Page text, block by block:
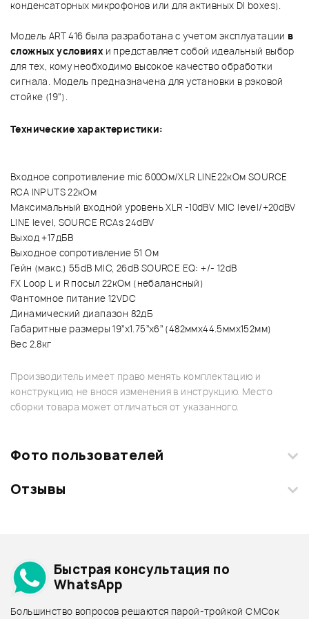
конденсаторных микрофонов или для активных DI boxes).
Модель ART 416 была разработана с учетом эксплуатации в
сложных условиях и представляет собой идеальный выбор
для тех, кому необходимо высокое качество обработки
сигнала. Модель предназначена для установки в рэковой
стойке (19").
Технические характеристики:
Входное сопротивление mic 600Ом/XLR LINE22кОм SOURCE
RCA INPUTS 22кОм
Максимальный входной уровень XLR -10dBV MIC level/+20dBV
LINE level, SOURCE RCAs 24dBV
Выход +17дБВ
Выходное сопротивление 51 Ом
Гейн (макс.) 55dB MIC, 26dB SOURCE EQ: +/- 12dB
FX Loop L и R посыл 22кОм (небалансный)
Фантомное питание 12VDC
Динамический диапазон 82дБ
Габаритные размеры 19”x1.75”x6” (482ммx44.5ммx152мм)
Вес 2.8кг
Производитель имеет право менять комплектацию и
конструкцию, не внося изменения в инструкцию. Место
сборки товара может отличаться от указанного.
Фото пользователей
Загрузите свои фотографии купленного товара и получите
Отзывы
Архив товаров - дешевле
Архив товаров - дороже
Быстрая консультация по
WhatsApp
Большинство вопросов решаются парой-тройкой СМСок